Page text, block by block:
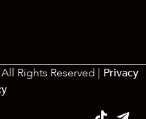
Rights Reserved | Privacy